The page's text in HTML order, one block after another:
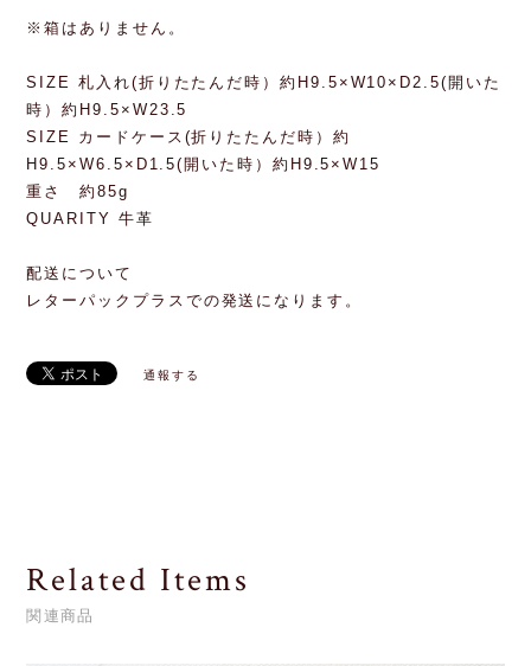
※箱はありません。
SIZE 札入れ(折りたたんだ時）約H9.5×W10×D2.5(開いた
時）約H9.5×W23.5
SIZE カードケース(折りたたんだ時）約
H9.5×W6.5×D1.5(開いた時）約H9.5×W15
重さ 約85g
QUARITY 牛革
配送について
レターパックプラスでの発送になります。
通報する
Related Items
関連商品